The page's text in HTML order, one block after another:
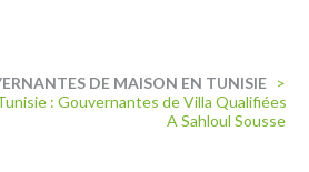
DE MAISON EN TUNISIE >
: Gouvernantes de Villa Qualifiées
A Sahloul Sousse